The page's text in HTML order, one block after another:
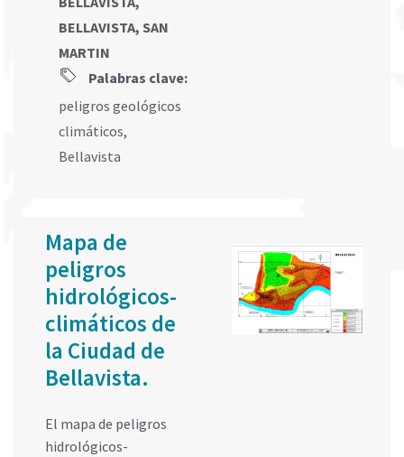
BELLAVISTA, SAN
MARTIN
Palabras clave:
peligros geológicos
climáticos,
Bellavista
Mapa de
peligros
hidrológicos-
climáticos de
la Ciudad de
Bellavista.
El mapa de peligros
hidrológicos-